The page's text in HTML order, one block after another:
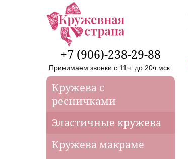
Перейти к основному содержанию
+7 (906)-238-29-88
Принимаем звонки с 11ч. до 20ч.мск.
Кружева с
ресничками
Эластичные кружева
Кружева макраме